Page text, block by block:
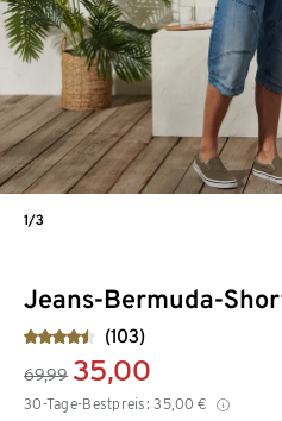
Jeans-Bermuda-
(103)
69,99 35,00
30-Tage-Bestpreis: 35,00 €
1/3